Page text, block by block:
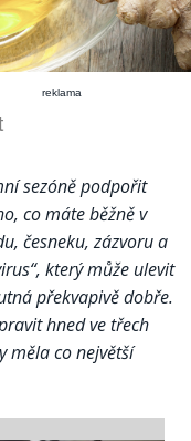
reklama
sezóně podpořit
co máte běžně v
česneku, zázvoru a
který může ulevit
překvapivě dobře.
hned ve třech
měla co největší